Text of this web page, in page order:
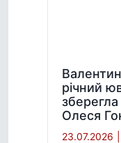
річний
Олеся
23.07.2026